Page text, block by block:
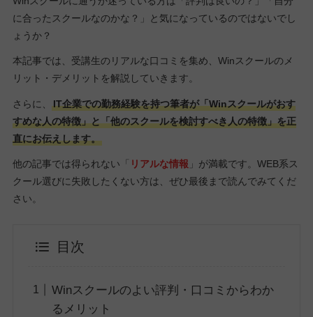
に合ったスクールなのかな？」と気になっているのではないでし
ょうか？
本記事では、受講生のリアルな口コミを集め、Winスクールのメ
リット・デメリットを解説していきます。
さらに、
IT企業での勤務経験を持つ筆者が「Winスクールがおす
すめな人の特徴」と「他のスクールを検討すべき人の特徴」を正
直にお伝えします。
他の記事では得られない「 リアルな情報 」が満載です。WEB系ス
クール選びに失敗したくない方は、ぜひ最後まで読んでみてくだ
さい。
目次
Winスクールのよい評判・口コミからわか
るメリット